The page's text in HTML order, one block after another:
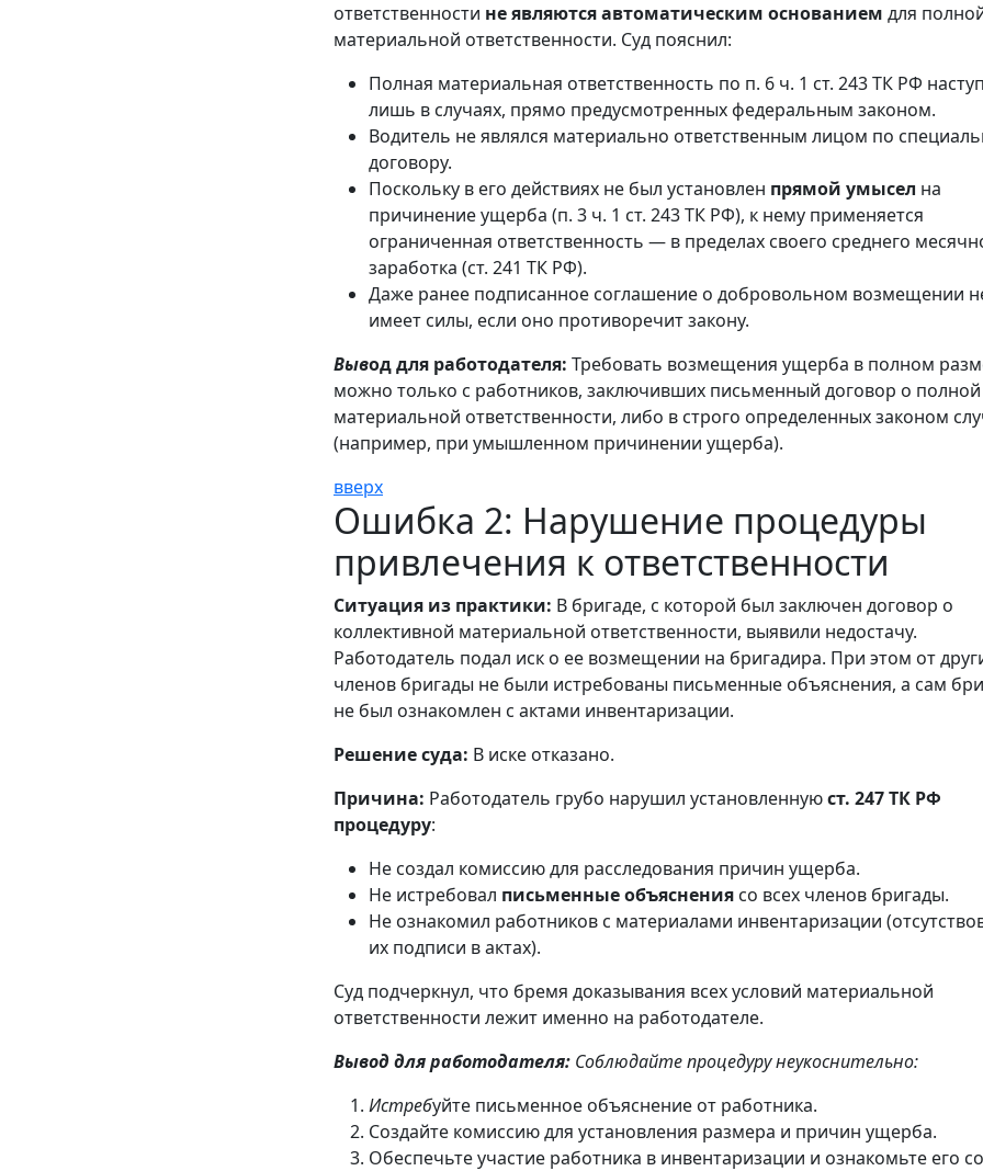
ответственности не являются автоматическим основанием для
материальной ответственности. Суд пояснил:
Полная материальная ответственность по п. 6 ч. 1 ст. 243 ТК РФ
лишь в случаях, прямо предусмотренных федеральным законом.
Водитель не являлся материально ответственным лицом по
договору.
Поскольку в его действиях не был установлен прямой умысел на
причинение ущерба (п. 3 ч. 1 ст. 243 ТК РФ), к нему применяется
ограниченная ответственность — в пределах своего среднего
заработка (ст. 241 ТК РФ).
Даже ранее подписанное соглашение о добровольном возмещении
имеет силы, если оно противоречит закону.
Вывод для работодателя: Требовать возмещения ущерба в полном
можно только с работников, заключивших письменный договор о полной
материальной ответственности, либо в строго определенных законом
(например, при умышленном причинении ущерба).
вверх
Ошибка 2: Нарушение процедуры
привлечения к ответственности
Ситуация из практики: В бригаде, с которой был заключен договор о
коллективной материальной ответственности, выявили недостачу.
Работодатель подал иск о ее возмещении на бригадира. При этом от
членов бригады не были истребованы письменные объяснения, а сам
не был ознакомлен с актами инвентаризации.
Решение суда: В иске отказано.
Причина: Работодатель грубо нарушил установленнуюст. 247 ТК РФ
процедуру:
Не создал комиссию для расследования причин ущерба.
Не истребовал письменные объяснения со всех членов бригады.
Не ознакомил работников с материалами инвентаризации
их подписи в актах).
Суд подчеркнул, что бремя доказывания всех условий материальной
ответственности лежит именно на работодателе.
Вывод для работодателя: Соблюдайте процедуру неукоснительно:
Истребуйте письменное объяснение от работника.
Создайте комиссию для установления размера и причин ущерба.
Обеспечьте участие работника в инвентаризации и ознакомьте его со